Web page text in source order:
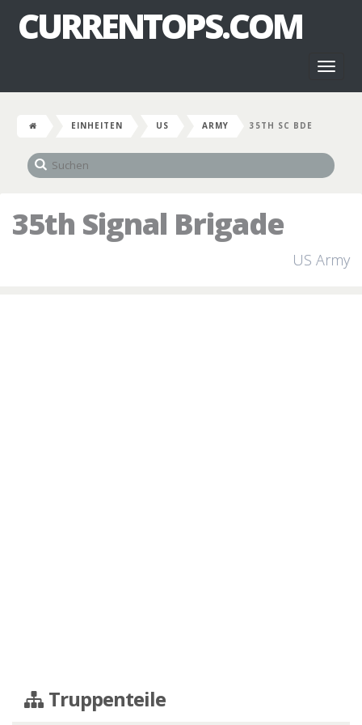
CURRENTOPS.COM
EINHEITEN US ARMY 35TH SC BDE
35th Signal Brigade
US Army
Truppenteile